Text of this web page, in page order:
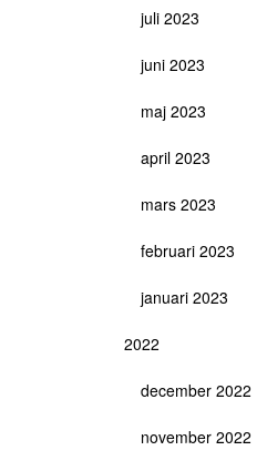
juli 2023
juni 2023
maj 2023
april 2023
mars 2023
februari 2023
januari 2023
2022
december 2022
november 2022